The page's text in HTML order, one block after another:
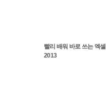
빨리 배워 바로 쓰는 엑셀
2013